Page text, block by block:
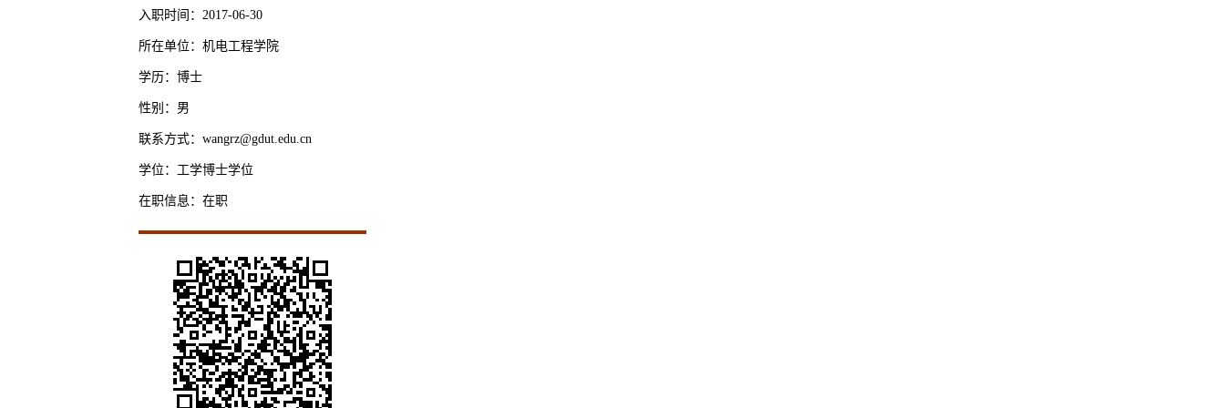
入职时间：2017-06-30
所在单位：机电工程学院
学历：博士
性别：男
联系方式：wangrz@gdut.edu.cn
学位：工学博士学位
在职信息：在职